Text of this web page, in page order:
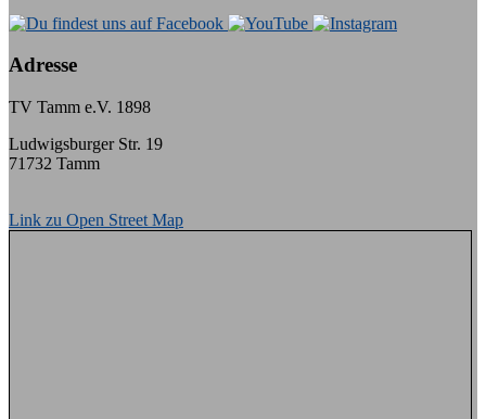
Adresse
TV Tamm e.V. 1898
Ludwigsburger Str. 19
71732 Tamm
Link zu Open Street Map